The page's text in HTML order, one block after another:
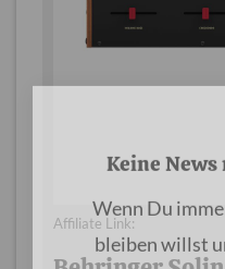
Wenn Du
Affiliate Link: